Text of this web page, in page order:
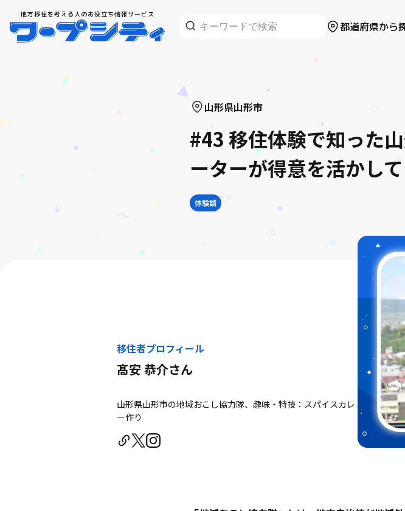
地方移住を考える人のお役立ち情報サービス
都道府県から
山形県山形市
#43 移住体験で知った
ーターが得意を活かし
体験談
移住者プロフィール
髙安 恭介さん
山形県山形市の地域おこし協力隊、趣味・特技：スパイスカレ
ー作り